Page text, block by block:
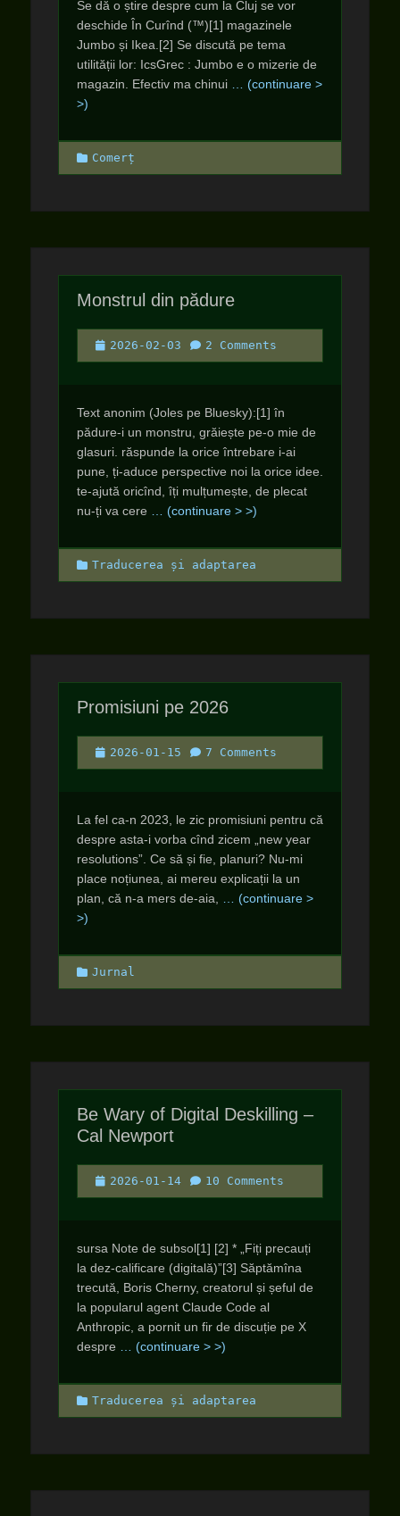
Se dă o știre despre cum la Cluj se vor
deschide În Curînd (™)[1] magazinele
Jumbo și Ikea.[2] Se discută pe tema
utilității lor: IcsGrec : Jumbo e o mizerie de
magazin. Efectiv ma chinui
… (continuare >
>)
Categories
Comerț
Monstrul din pădure
Posted
on
2026-02-03 2 Comments
Text anonim (Joles pe Bluesky):[1] în
pădure-i un monstru, grăiește pe-o mie de
glasuri. răspunde la orice întrebare i-ai
pune, ți-aduce perspective noi la orice idee.
te-ajută oricînd, îți mulțumește, de plecat
nu-ți va cere
… (continuare > >)
Categories
Traducerea și adaptarea
Promisiuni pe 2026
Posted
on
2026-01-15 7 Comments
La fel ca-n 2023, le zic promisiuni pentru că
despre asta-i vorba cînd zicem „new year
resolutions”. Ce să și fie, planuri? Nu-mi
place noțiunea, ai mereu explicații la un
plan, că n-a mers de-aia,
… (continuare >
>)
Categories
Jurnal
Be Wary of Digital Deskilling –
Cal Newport
Posted
on
2026-01-14 10 Comments
sursa Note de subsol[1] [2] * „Fiți precauți
la dez-calificare (digitală)”[3] Săptămîna
trecută, Boris Cherny, creatorul și șeful de
la popularul agent Claude Code al
Anthropic, a pornit un fir de discuție pe X
despre
… (continuare > >)
Categories
Traducerea și adaptarea